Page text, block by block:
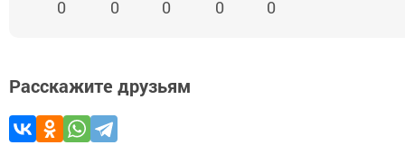
0 0 0 0 0
Расскажите друзьям